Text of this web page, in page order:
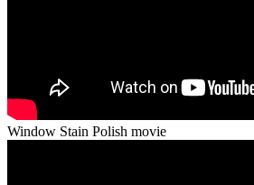
Window Stain Polish movie